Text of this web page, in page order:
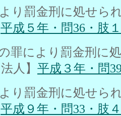
り罰金刑に処せら
平成５年・問36・肢１
罪により罰金刑に
人】 平成３年・問
り罰金刑に処せら
平成９年・問33・肢４